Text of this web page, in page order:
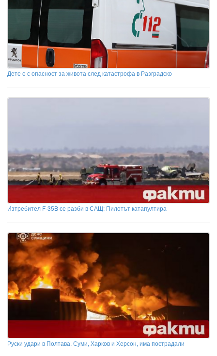
Дете е с опасност за живота след катастрофа в Разградско
Изтребител F-35B се разби в САЩ: Пилотът катапултира
Руски удари в Полтава, Суми, Харков и Херсон, има пострадали